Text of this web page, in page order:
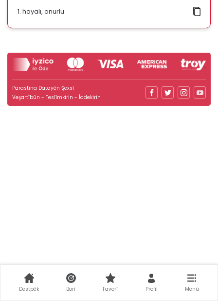
hayalı, onurlu
Parastina Datayên Şexsî
Veşartîbûn - Teslîmkirin - Îadekirin
Destpêk Borî Favorî Profîl Menû